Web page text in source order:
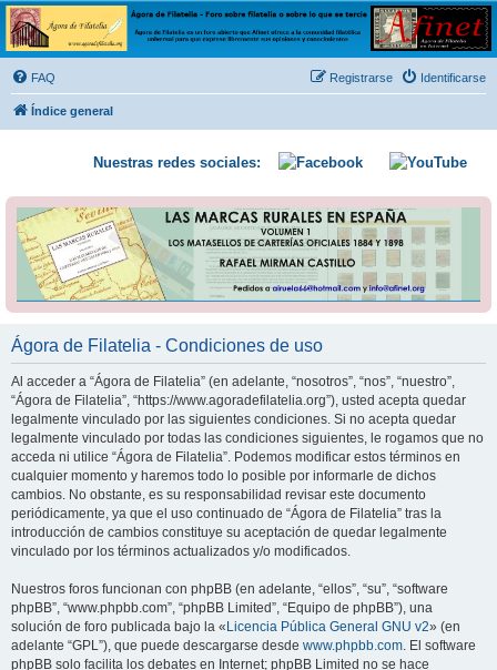
Ágora de Filatelia
Foro sobre filatelia o sobre lo que se tercie. Ágora de Filatelia es un foro abierto que Afinet
ofrece a la comunidad filatélica universal para que exprese libremente sus opiniones y
conocimientos
FAQ Identificarse
Registrarse
Índice general
Nuestras redes sociales:
Ágora de Filatelia - Condiciones de uso
Al acceder a “Ágora de Filatelia” (en adelante, “nosotros”, “nos”, “nuestro”,
“Ágora de Filatelia”, “https://www.agoradefilatelia.org”), usted acepta quedar
legalmente vinculado por las siguientes condiciones. Si no acepta quedar
legalmente vinculado por todas las condiciones siguientes, le rogamos que no
acceda ni utilice “Ágora de Filatelia”. Podemos modificar estos términos en
cualquier momento y haremos todo lo posible por informarle de dichos
cambios. No obstante, es su responsabilidad revisar este documento
periódicamente, ya que el uso continuado de “Ágora de Filatelia” tras la
introducción de cambios constituye su aceptación de quedar legalmente
vinculado por los términos actualizados y/o modificados.
Nuestros foros funcionan con phpBB (en adelante, “ellos”, “su”, “software
phpBB”, “www.phpbb.com”, “phpBB Limited”, “Equipo de phpBB”), una
solución de foro publicada bajo la « Licencia Pública General GNU v2» (en
adelante “GPL”), que puede descargarse desde www.phpbb.com. El software
phpBB solo facilita los debates en Internet; phpBB Limited no se hace